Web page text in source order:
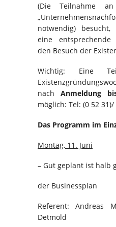
(Die Teilnahme
notwendig)
eine entsprechende
den Besuch der
Wichtig: Eine
nach Anmeldung
möglich: Tel: (0 52 31)/
Das Programm im
Montag, 11. Juni
– Gut geplant ist halb
der Businessplan
Referent: Andreas
Detmold